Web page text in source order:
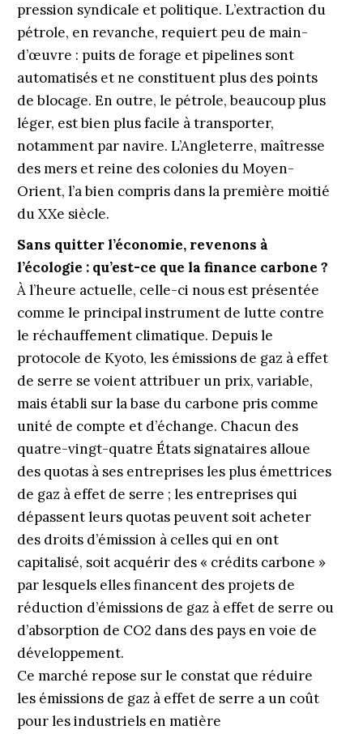
pression syndicale et politique. L’extraction du
pétrole, en revanche, requiert peu de main-
d’œuvre : puits de forage et pipelines sont
automatisés et ne constituent plus des points
de blocage. En outre, le pétrole, beaucoup plus
léger, est bien plus facile à transporter,
notamment par navire. L’Angleterre, maîtresse
des mers et reine des colonies du Moyen-
Orient, l’a bien compris dans la première moitié
du XXe siècle.
Sans quitter l’économie, revenons à
l’écologie : qu’est-ce que la finance carbone ?
À l’heure actuelle, celle-ci nous est présentée
comme le principal instrument de lutte contre
le réchauffement climatique. Depuis le
protocole de Kyoto, les émissions de gaz à effet
de serre se voient attribuer un prix, variable,
mais établi sur la base du carbone pris comme
unité de compte et d’échange. Chacun des
quatre-vingt-quatre États signataires alloue
des quotas à ses entreprises les plus émettrices
de gaz à effet de serre ; les entreprises qui
dépassent leurs quotas peuvent soit acheter
des droits d’émission à celles qui en ont
capitalisé, soit acquérir des « crédits carbone »
par lesquels elles financent des projets de
réduction d’émissions de gaz à effet de serre ou
d’absorption de CO2 dans des pays en voie de
développement.
Ce marché repose sur le constat que réduire
les émissions de gaz à effet de serre a un coût
pour les industriels en matière